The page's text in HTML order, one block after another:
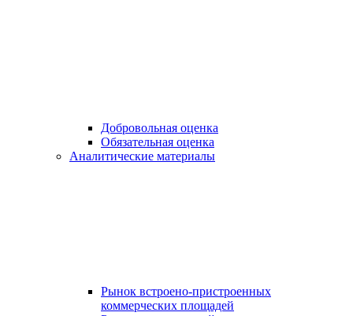
Добровольная оценка
Обязательная оценка
Аналитические материалы
Рынок встроено-пристроенных
коммерческих площадей